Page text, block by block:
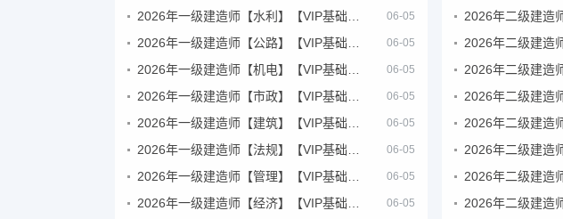
06-05
06-05
06-05
06-05
06-05
06-05
06-05
06-05